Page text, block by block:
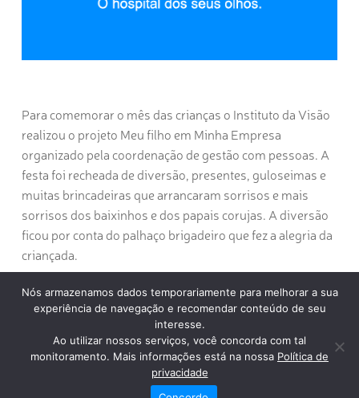
Para comemorar o mês das crianças o Instituto da Visão
realizou o projeto Meu filho em Minha Empresa
organizado pela coordenação de gestão com pessoas. A
festa foi recheada de diversão, presentes, guloseimas e
muitas brincadeiras que arrancaram sorrisos e mais
sorrisos dos baixinhos e dos papais corujas. A diversão
ficou por conta do palhaço brigadeiro que fez a alegria da
criançada.
Nós armazenamos dados temporariamente para melhorar a sua
experiência de navegação e recomendar conteúdo de seu
interesse.
Ao utilizar nossos serviços, você concorda com tal
monitoramento. Mais informações está na nossa Política de
privacidade